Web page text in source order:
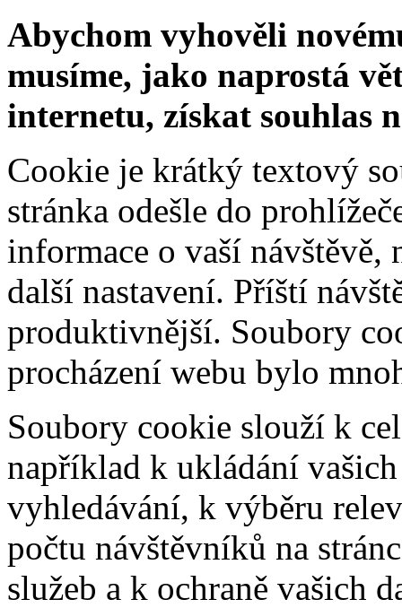
Abychom vyhověli
musíme, jako naprostá
internetu, získat souhlas
Cookie je krátký textový
stránka odešle do
informace o vaší
další nastavení. Příští
produktivnější. Soubory
procházení webu bylo
Soubory cookie slouží k
například k ukládání
vyhledávání, k výběru
počtu návštěvníků na
služeb a k ochraně vašich